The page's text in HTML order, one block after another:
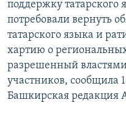
поддержку татарского
потребовали вернуть
татарского языка и
хартию о
разрешенный
участников, сообщила
Башкирская редакция